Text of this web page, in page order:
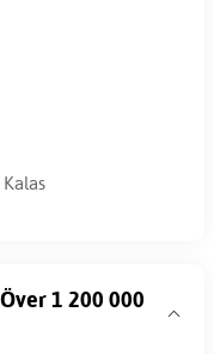
Kalas
1 200 000